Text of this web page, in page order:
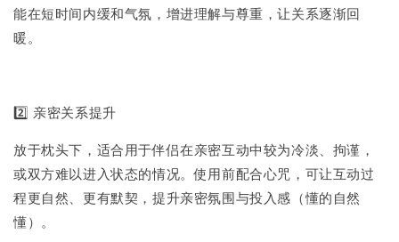
能在短时间内缓和气氛，增进理解与尊重，让关系逐渐回
暖。
2️⃣ 亲密关系提升
放于枕头下，适合用于伴侣在亲密互动中较为冷淡、拘谨，
或双方难以进入状态的情况。使用前配合心咒，可让互动过
程更自然、更有默契，提升亲密氛围与投入感（懂的自然
懂）。